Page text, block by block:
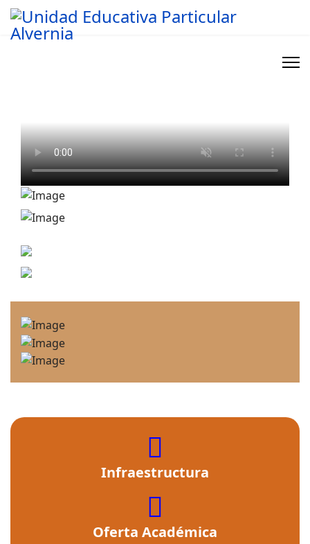
building
Infraestructura
cross
Oferta Académica